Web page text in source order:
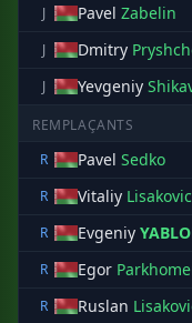
J
Pavel Zabelin
J
Dmitry
J
Yevgeniy
REMPLAÇANTS
R
Pavel Sedko
R
Vitaliy
R
Evgeniy
R
Egor
R
Ruslan